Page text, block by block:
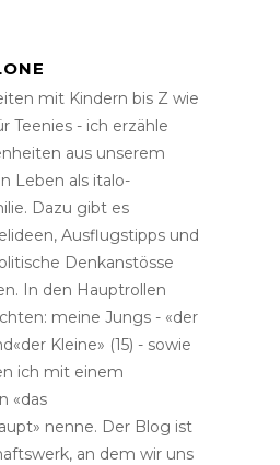
mit Kindern bis Z wie
Teenies - ich erzähle
aus unserem
Leben als italo-
Dazu gibt es
Ausflugstipps und
Denkanstösse
In den Hauptrollen
meine Jungs - «der
Kleine» (15) - sowie
ich mit einem
«das
nenne. Der Blog ist
an dem wir uns